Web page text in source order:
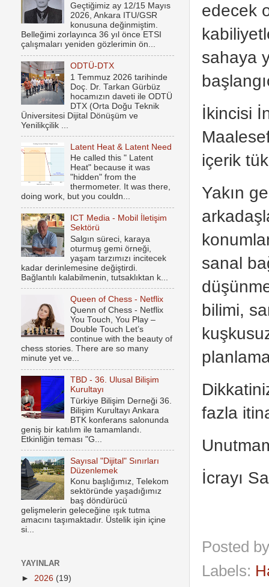
edecek
sahaya
İkincisi
içerik
Yakın
sanal
bilimi,
fazla
İcrayı
Posted
Labels:
Geçtiğimiz ay 12/15 Mayıs
2026, Ankara ITU/GSR
konusuna değinmiştim.
Belleğimi zorlayınca 36 yıl önce ETSI
çalışmaları yeniden gözlerimin ön...
ODTÜ-DTX
1 Temmuz 2026 tarihinde
Doç. Dr. Tarkan Gürbüz
hocamızın daveti ile ODTÜ
DTX (Orta Doğu Teknik
Üniversitesi Dijital Dönüşüm ve
Yenilikçilik ...
Latent Heat & Latent Need
He called this " Latent
Heat" because it was
"hidden" from the
thermometer. It was there,
doing work, but you couldn...
ICT Media - Mobil İletişim
Sektörü
Salgın süreci, karaya
oturmuş gemi örneği,
yaşam tarzımızı incitecek
kadar derinlemesine değiştirdi.
Bağlantılı kalabilmenin, tutsaklıktan k...
Queen of Chess - Netflix
Quenn of Chess - Netflix
You Touch, You Play –
Double Touch Let’s
continue with the beauty of
chess stories. There are so many
minute yet ve...
TBD - 36. Ulusal Bilişim
Kurultayı
Türkiye Bilişim Derneği 36.
Bilişim Kurultayı Ankara
BTK konferans salonunda
geniş bir katılım ile tamamlandı.
Etkinliğin teması "G...
Sayısal "Dijital" Sınırları
Düzenlemek
Konu başlığımız, Telekom
sektöründe yaşadığımız
baş döndürücü
gelişmelerin geleceğine ışık tutma
amacını taşımaktadır. Üstelik işin içine
si...
YAYINLAR
► 2026 (19)